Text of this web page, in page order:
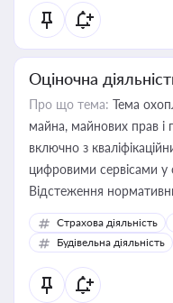
Оціночна
Про що тема: Тема
майна, майнових прав і
включно з
цифровими сервісами у
Відстеження
корисне для власника
бухгалтера під час
державного майна,
статусу суб'єктів
Страхова діяльність
Будівельна діяльність